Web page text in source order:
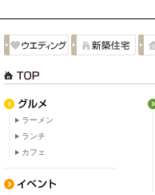
ラーメン
ランチ
カフェ